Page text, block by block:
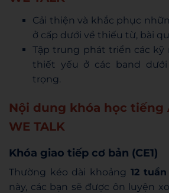
Cải thiện và khắc phục
ở cấp dưới về thiếu từ, bài
Tập trung phát triển các kỹ
thiết yếu ở các band
trọng.
Nội dung khóa học tiếng
WE TALK
Khóa giao tiếp cơ bản (CE1)
Thường kéo dài khoảng 12
này, các bạn sẽ được ôn luyện